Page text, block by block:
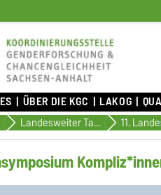
ÜBER DIE KGC LAKOG
Genderforschung Landesweiter Tag der Genderforschung